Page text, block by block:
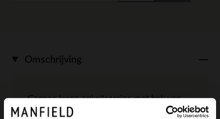
Omschrijving
Cognac leren enkellaarsjes met hak van
Manfield. Deze enkellaarsjes met hak zijn